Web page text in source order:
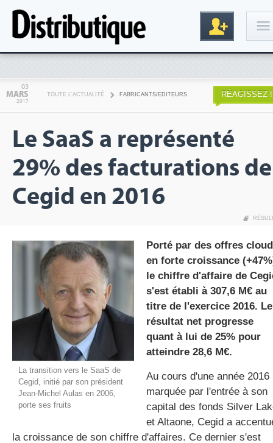
03
MARS
2017
TOUTE L'ACTUALITÉ FABRICANTS/EDITEURS RÉAGISSEZ !
Le SaaS a représenté
29% des facturations de
Cegid en 2016
La transition vers le SaaS de
Cegid, initié par son président
Jean-Michel Aulas en 2006,
porte ses fruits
Porté par des offres cloud
en forte croissance
le chiffre d'affaire de
s'est établi à 307,6 M€ au
titre de l'exercice 2016. Le
résultat net progresse
quant à lui de 25% pour
atteindre 28,6 M€.
Au cours d'une année 2016
marquée par l'entrée à son
capital des fonds Silver
et Altaone, Cegid a
la croissance de son chiffre d'affaires. Ce dernier s'est